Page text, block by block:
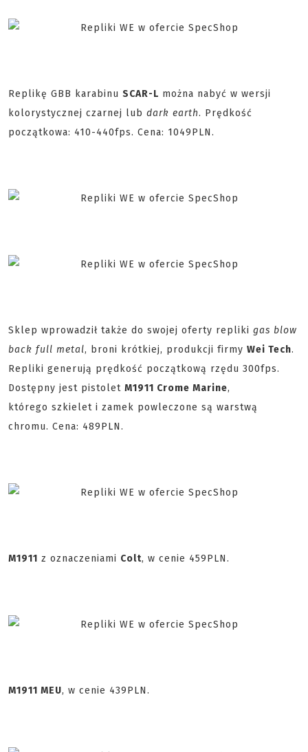
Replikę GBB karabinu SCAR-L można nabyć w wersji
kolorystycznej czarnej lub dark earth. Prędkość
początkowa: 410-440fps. Cena: 1049PLN.
Sklep wprowadził także do swojej oferty repliki gas blow
back full metal, broni krótkiej, produkcji firmy Wei Tech.
Repliki generują prędkość początkową rzędu 300fps.
Dostępny jest pistolet M1911 Crome Marine,
którego szkielet i zamek powleczone są warstwą
chromu. Cena: 489PLN.
M1911 z oznaczeniami Colt, w cenie 459PLN.
M1911 MEU, w cenie 439PLN.